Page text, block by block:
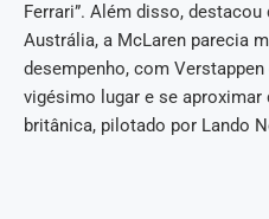
Ferrari”. Além disso,
Austrália, a McLaren parecia
desempenho, com
vigésimo lugar e se
britânica, pilotado por Lando